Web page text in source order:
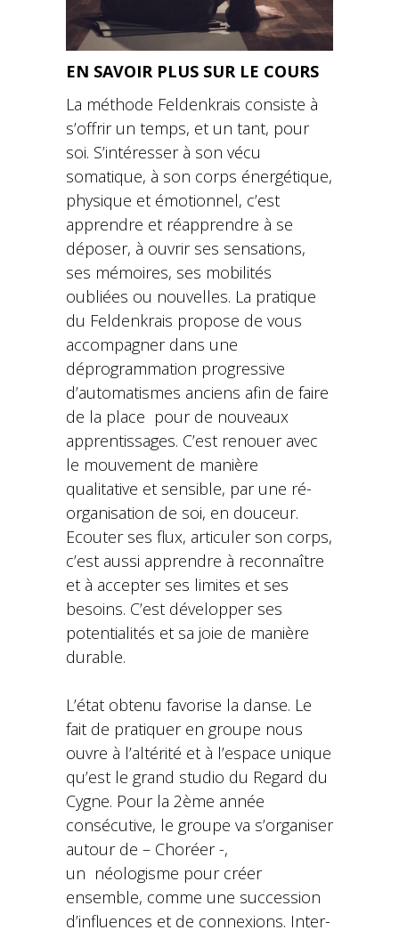
EN SAVOIR PLUS SUR LE COURS
La méthode Feldenkrais consiste à
s’offrir un temps, et un tant, pour
soi. S’intéresser à son vécu
somatique, à son corps énergétique,
physique et émotionnel, c’est
apprendre et réapprendre à se
déposer, à ouvrir ses sensations,
ses mémoires, ses mobilités
oubliées ou nouvelles. La pratique
du Feldenkrais propose de vous
accompagner dans une
déprogrammation progressive
d’automatismes anciens afin de faire
de la place pour de nouveaux
apprentissages. C’est renouer avec
le mouvement de manière
qualitative et sensible, par une ré-
organisation de soi, en douceur.
Ecouter ses flux, articuler son corps,
c’est aussi apprendre à reconnaître
et à accepter ses limites et ses
besoins. C’est développer ses
potentialités et sa joie de manière
durable.
L’état obtenu favorise la danse. Le
fait de pratiquer en groupe nous
ouvre à l’altérité et à l’espace unique
qu’est le grand studio du Regard du
Cygne. Pour la 2ème année
consécutive, le groupe va s’organiser
autour de – Choréer -,
un néologisme pour créer
ensemble, comme une succession
d’influences et de connexions. Inter-